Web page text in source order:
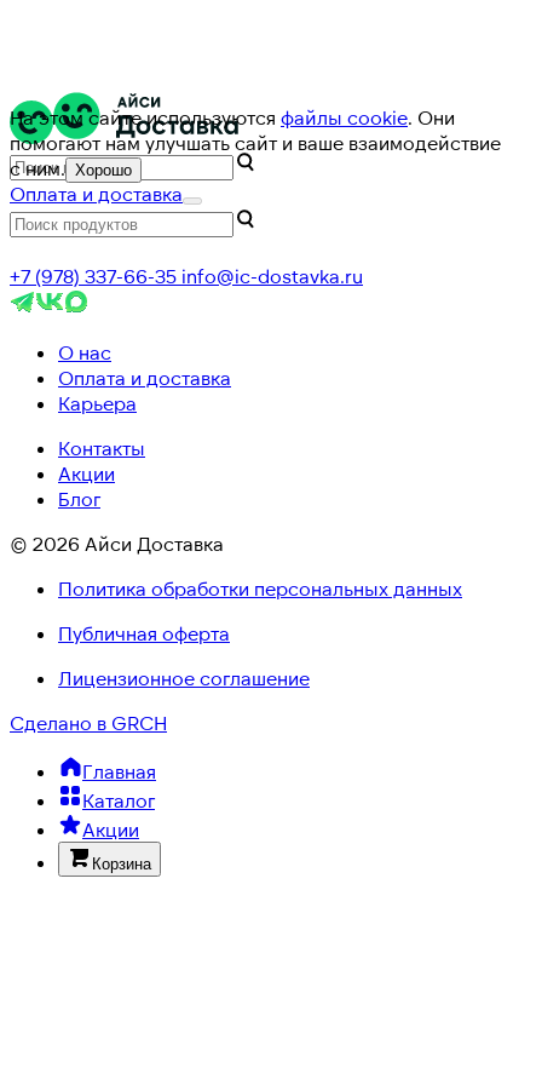
На этом сайте используются файлы cookie. Они
помогают нам улучшать сайт и ваше взаимодействие
с ним. Хорошо
Оплата и доставка
+7 (978) 337-66-35 info@ic-dostavka.ru
О нас
Оплата и доставка
Карьера
Контакты
Акции
Блог
© 2026 Айси Доставка
Политика обработки персональных данных
Публичная оферта
Лицензионное соглашение
Сделано в GRCH
Главная
Каталог
Акции
Корзина